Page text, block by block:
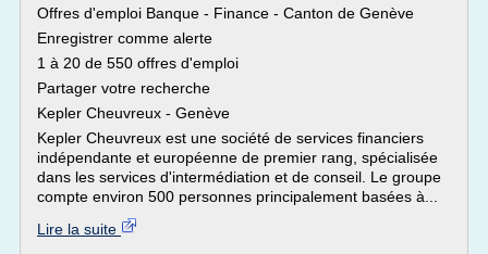
Offres d'emploi Banque - Finance - Canton de Genève
Enregistrer comme alerte
1 à 20 de 550 offres d'emploi
Partager votre recherche
Kepler Cheuvreux - Genève
Kepler Cheuvreux est une société de services financiers
indépendante et européenne de premier rang, spécialisée
dans les services d'intermédiation et de conseil. Le groupe
compte environ 500 personnes principalement basées à...
Lire la suite